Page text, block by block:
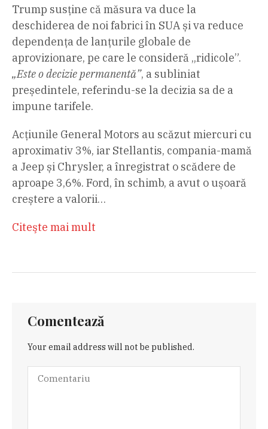
Trump susține că măsura va duce la
deschiderea de noi fabrici în SUA și va reduce
dependența de lanțurile globale de
aprovizionare, pe care le consideră „ridicole”.
„Este o decizie permanentă”, a subliniat
președintele, referindu-se la decizia sa de a
impune tarifele.
Acțiunile General Motors au scăzut miercuri cu
aproximativ 3%, iar Stellantis, compania-mamă
a Jeep și Chrysler, a înregistrat o scădere de
aproape 3,6%. Ford, în schimb, a avut o ușoară
creștere a valorii…
Citeşte mai mult
Comentează
Your email address will not be published.